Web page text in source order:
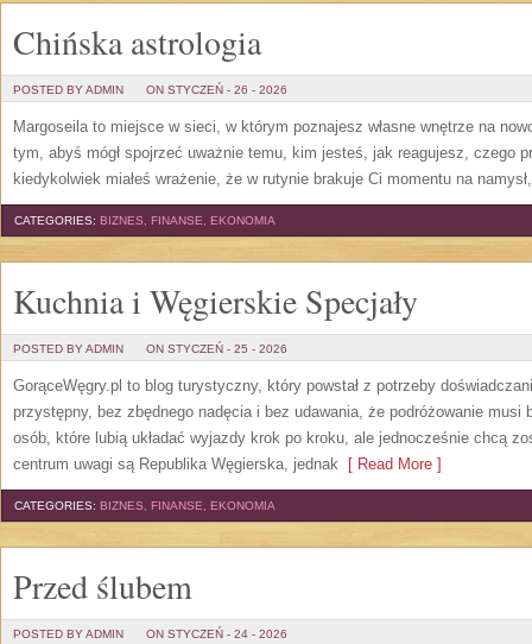
Chińska astrologia
POSTED BY ADMIN ON STYCZEŃ - 26 - 2026
Margoseila to miejsce w sieci, w którym poznajesz własne wnętrze na
tym, abyś mógł spojrzeć uważnie temu, kim jesteś, jak reagujesz, czego
kiedykolwiek miałeś wrażenie, że w rutynie brakuje Ci momentu na
CATEGORIES: BIZNES, FINANSE, EKONOMIA
Kuchnia i Węgierskie Specjały
POSTED BY ADMIN ON STYCZEŃ - 25 - 2026
GorąceWęgry.pl to blog turystyczny, który powstał z potrzeby
przystępny, bez zbędnego nadęcia i bez udawania, że podróżowanie
osób, które lubią układać wyjazdy krok po kroku, ale jednocześnie chcą
centrum uwagi są Republika Węgierska, jednak [ Read More ]
CATEGORIES: BIZNES, FINANSE, EKONOMIA
Przed ślubem
POSTED BY ADMIN ON STYCZEŃ - 24 - 2026